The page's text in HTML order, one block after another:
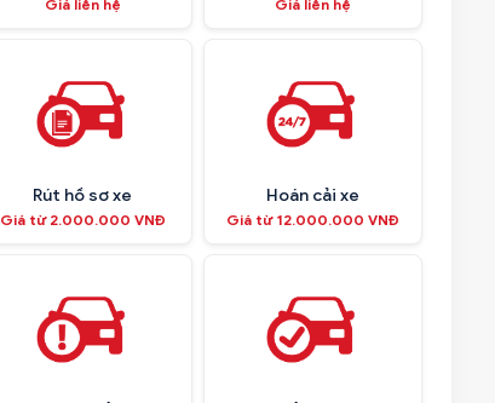
Giá liên hệ Giá liên hệ
Rút hồ sơ xe
Giá từ 2.000.000 VNĐ
Hoán cải xe
Giá từ 12.000.000 VNĐ